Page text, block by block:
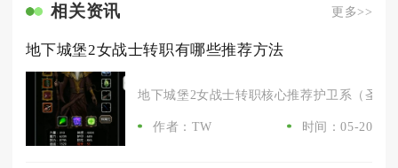
相关资讯 更多>>
地下城堡2女战士转职有哪些推荐方法
地下城堡2女战士转职核心推荐护卫系（圣龙
作者：TW 时间：05-20